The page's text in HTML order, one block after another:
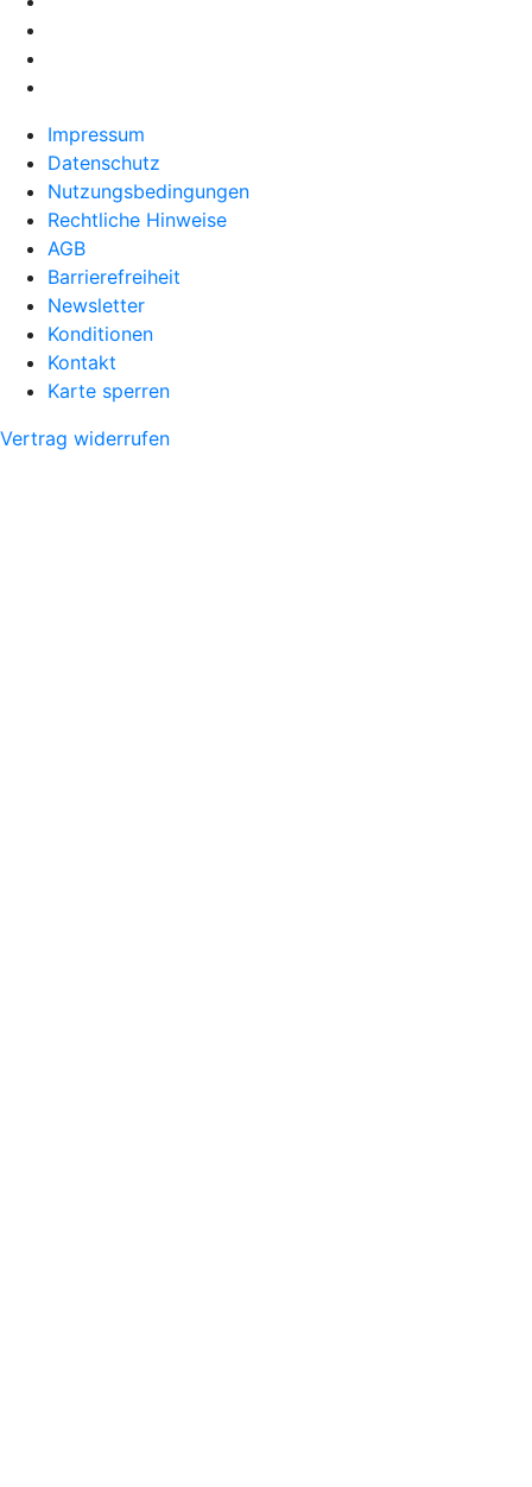
Impressum
Datenschutz
Nutzungsbedingungen
Rechtliche Hinweise
AGB
Barrierefreiheit
Newsletter
Konditionen
Kontakt
Karte sperren
Vertrag widerrufen